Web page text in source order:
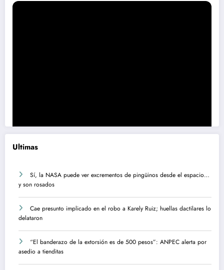
Ultimas
Sí, la NASA puede ver excrementos de pingüinos desde el espacio…
y son rosados
Cae presunto implicado en el robo a Karely Ruiz; huellas dactilares lo
delataron
“El banderazo de la extorsión es de 500 pesos”: ANPEC alerta por
asedio a tienditas